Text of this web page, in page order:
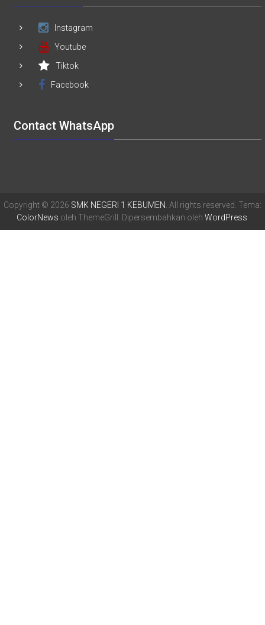
Instagram
Youtube
Tiktok
Facebook
Contact WhatsApp
Copyright © 2026 SMK NEGERI 1 KEBUMEN . All rights reserved. Tema:
ColorNews oleh ThemeGrill. Dipersembahkan oleh WordPress